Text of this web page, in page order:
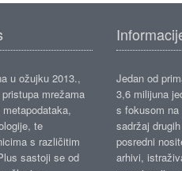
u ožujku 2013.,
mrežama
te
s različitim
sastoji se od
Jedan od
3,6 milijuna
s fokusom
sadržaj
posredni
arhivi,